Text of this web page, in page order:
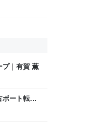
プ｜有賀 薫
ート転覆